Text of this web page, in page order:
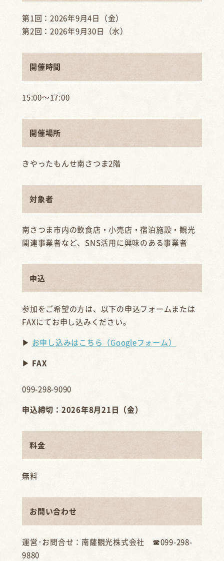
第1回：2026年9月4日（金）
第2回：2026年9月30日（水）
開催時間
15:00～17:00
開催場所
きやったもんせ南さつま2階
対象者
南さつま市内の飲食店・小売店・宿泊施設・観光
関連事業者など、SNS活用に興味のある事業者
申込
参加をご希望の方は、以下の申込フォームまたは
FAXにてお申し込みください。
▶ お申し込みはこちら（Googleフォーム）
▶ FAX
099-298-9090
申込締切：2026年8月21日（金）
料金
無料
お問い合わせ
運営･お問合せ：南薩観光株式会社 ☎099-298-
9880